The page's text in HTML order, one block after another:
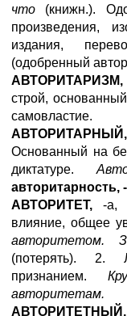
что (книжн.).
произведения,
издания,
(одобренный
АВТОРИТАРИЗМ,
строй,
самовластие.
АВТОРИТАРНЫЙ,
Основанный на
диктатуре.
авторитарность,
АВТОРИТЕТ, -а,
влияние, общее
авторитетом.
(потерять). 2.
признанием.
авторитетам.
АВТОРИТЕТНЫЙ,